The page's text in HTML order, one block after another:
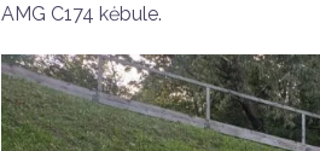
AMG C174 kėbule.